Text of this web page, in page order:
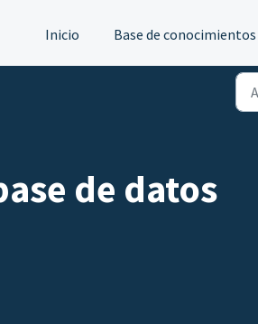
Inicio Base de conocimientos
de datos